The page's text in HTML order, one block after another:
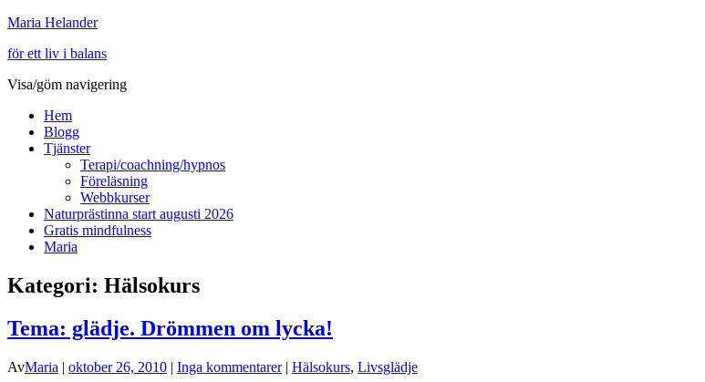
Maria Helander
för ett liv i balans
Visa/göm navigering
Hem
Blogg
Tjänster
Terapi/coachning/hypnos
Föreläsning
Webbkurser
Naturprästinna start augusti 2026
Gratis mindfulness
Maria
Kategori: Hälsokurs
Tema: glädje. Drömmen om lycka!
AvMaria | oktober 26, 2010 | Inga kommentarer| Hälsokurs, Livsglädje